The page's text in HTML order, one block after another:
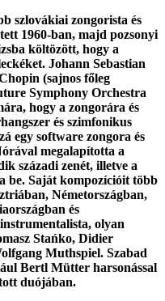
szlovákiai zongorista és
1960-ban, majd pozsonyi
költözött, hogy a
Johann Sebastian
(sajnos főleg
Symphony Orchestra
hogy a zongorára és
és szimfonikus
egy software zongora és
megalapította a
századi zenét, illetve a
be. Saját kompozícióit több
Németországban,
és
olyan
Stańko, Didier
Muthspiel. Szabad
Bertl Mütter harsonással
duójában.